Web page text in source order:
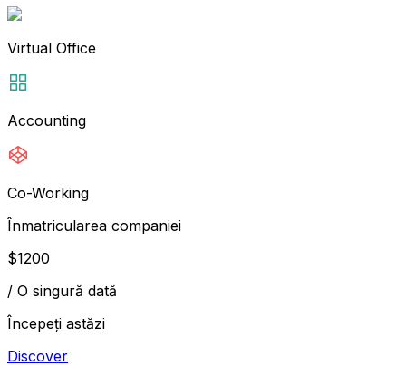
Virtual Office
Accounting
Co-Working
Înmatricularea companiei
$1200
/ O singură dată
Începeți astăzi
Discover